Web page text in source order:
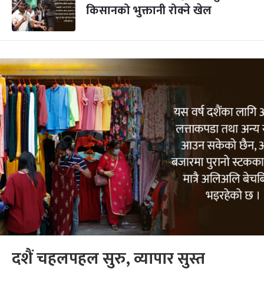
किसानको भुक्तानी रोक्ने खेल
दशैं चहलपहल सुरु, व्यापार सुस्त